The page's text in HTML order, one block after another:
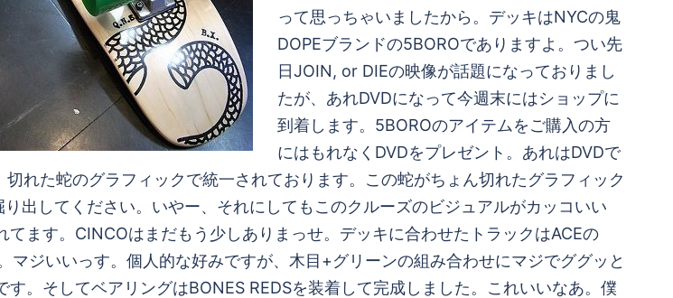
って思っちゃいましたから。デッキはNYCの鬼
DOPEブランドの5BOROでありますよ。つい先
日JOIN, or DIEの映像が話題になっておりまし
たが、あれDVDになって今週末にはショップに
到着します。5BOROのアイテムをご購入の方
にはもれなくDVDをプレゼント。あれはDVDで
れた蛇のグラフィックで統一されております。この蛇がちょん切れたグラフィック
出してください。いやー、それにしてもこのクルーズのビジュアルがカッコいい
ます。CINCOはまだもう少しありまっせ。デッキに合わせたトラックはACEの
ジいいっす。個人的な好みですが、木目+グリーンの組み合わせにマジでググッと
。そしてベアリングはBONES REDSを装着して完成しました。これいいなあ。僕